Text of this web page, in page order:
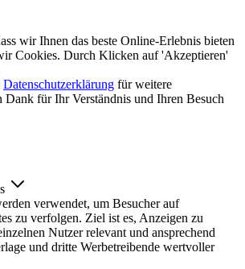
wir Ihnen das beste Online-Erlebnis bieten
Cookies. Durch Klicken auf 'Akzeptieren'
Datenschutzerklärung für weitere
für Ihr Verständnis und Ihren Besuch
verwendet, um Besucher auf
zu verfolgen. Ziel ist es, Anzeigen zu
Nutzer relevant und ansprechend
und dritte Werbetreibende wertvoller